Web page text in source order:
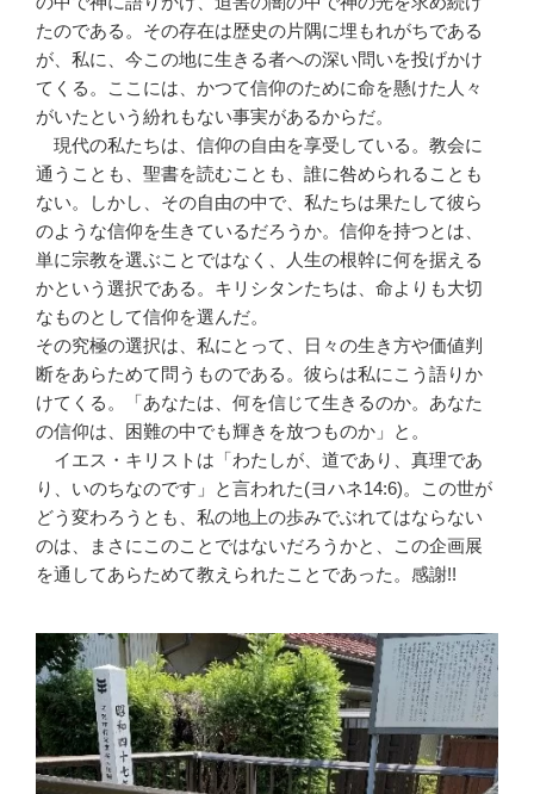
たのである。その存在は歴史の片隅に埋もれがちである
が、私に、今この地に生きる者への深い問いを投げかけ
てくる。ここには、かつて信仰のために命を懸けた人々
がいたという紛れもない事実があるからだ。
現代の私たちは、信仰の自由を享受している。教会に
通うことも、聖書を読むことも、誰に咎められることも
ない。しかし、その自由の中で、私たちは果たして彼ら
のような信仰を生きているだろうか。信仰を持つとは、
単に宗教を選ぶことではなく、人生の根幹に何を据える
かという選択である。キリシタンたちは、命よりも大切
なものとして信仰を選んだ。
その究極の選択は、私にとって、日々の生き方や価値判
断をあらためて問うものである。彼らは私にこう語りか
けてくる。「あなたは、何を信じて生きるのか。あなた
の信仰は、困難の中でも輝きを放つものか」と。
イエス・キリストは「わたしが、道であり、真理であ
り、いのちなのです」と言われた(ヨハネ14:6)。この世が
どう変わろうとも、私の地上の歩みでぶれてはならない
のは、まさにこのことではないだろうかと、この企画展
を通してあらためて教えられたことであった。感謝!!